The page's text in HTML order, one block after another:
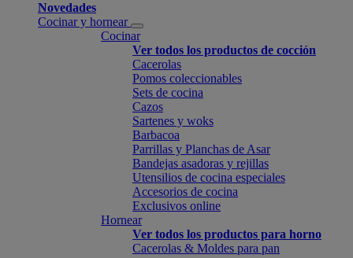
Novedades
Cocinar y hornear
Cocinar
Ver todos los productos de cocción
Cacerolas
Pomos coleccionables
Sets de cocina
Cazos
Sartenes y woks
Barbacoa
Parrillas y Planchas de Asar
Bandejas asadoras y rejillas
Utensilios de cocina especiales
Accesorios de cocina
Exclusivos online
Hornear
Ver todos los productos para horno
Cacerolas & Moldes para pan